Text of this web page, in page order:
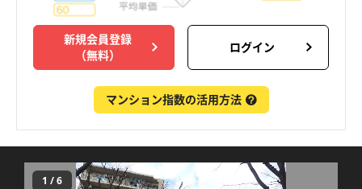
新規会員登録
（無料）
ログイン
マンション指数の活用方法
1 /6